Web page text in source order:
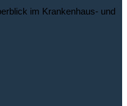
im Krankenhaus- und